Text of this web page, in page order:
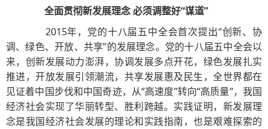
全面贯彻新发展理念 必须调整好“谋道”
2015年，党的十八届五中全会首次提出“创新、协
调、绿色、开放、共享”的发展理念。党的十八届五中全会以
来，创新发展动力澎湃，协调发展多点开花，绿色发展扎实
推进，开放发展引领潮流，共享发展惠及民生，全世界都在
见证着中国步伐和中国奇迹，从“高速度”转向“高质量”，我国
经济社会实现了华丽转型、胜利跨越。实践证明，新发展理
念是我国经济社会发展的理论和实践指南，也是艰难探索的